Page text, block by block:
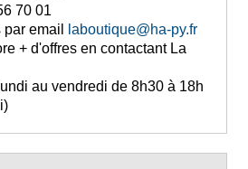
70 01
par email
laboutique@ha-py.fr
+ d'offres en contactant La
au vendredi de 8h30 à 18h